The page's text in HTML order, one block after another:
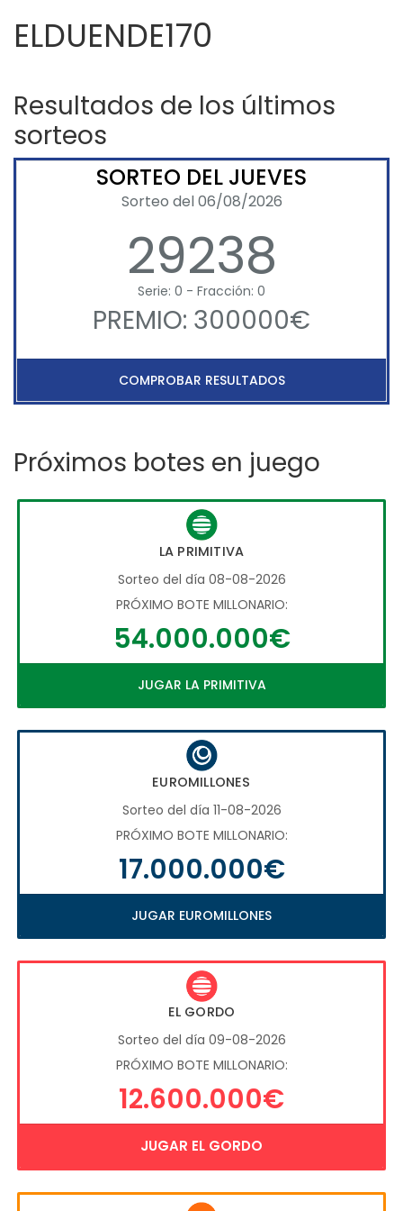
ELDUENDE170
Resultados de los últimos
sorteos
SORTEO DEL JUEVES
Sorteo del 06/08/2026
29238
Serie: 0 - Fracción: 0
PREMIO: 300000€
COMPROBAR RESULTADOS
Próximos botes en juego
LA PRIMITIVA
Sorteo del día 08-08-2026
PRÓXIMO BOTE MILLONARIO:
54.000.000€
JUGAR LA PRIMITIVA
EUROMILLONES
Sorteo del día 11-08-2026
PRÓXIMO BOTE MILLONARIO:
17.000.000€
JUGAR EUROMILLONES
EL GORDO
Sorteo del día 09-08-2026
PRÓXIMO BOTE MILLONARIO:
12.600.000€
JUGAR EL GORDO